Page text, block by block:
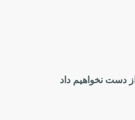
دست نخواهیم داد